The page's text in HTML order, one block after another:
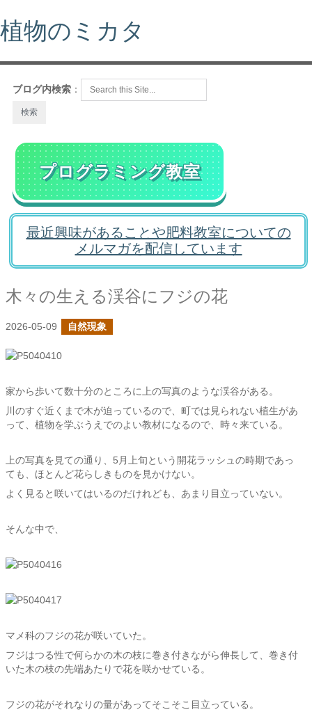
植物のミカタ
ブログ内検索 ：
プログラミング教室
最近興味があることや肥料教室についての
メルマガを配信しています
木々の生える渓谷にフジの花
2026-05-09 自然現象
家から歩いて数十分のところに上の写真のような渓谷がある。
川のすぐ近くまで木が迫っているので、町では見られない植生があ
って、植物を学ぶうえでのよい教材になるので、時々来ている。
上の写真を見ての通り、5月上旬という開花ラッシュの時期であっ
ても、ほとんど花らしきものを見かけない。
よく見ると咲いてはいるのだけれども、あまり目立っていない。
そんな中で、
マメ科のフジの花が咲いていた。
フジはつる性で何らかの木の枝に巻き付きながら伸長して、巻き付
いた木の枝の先端あたりで花を咲かせている。
フジの花がそれなりの量があってそこそこ目立っている。